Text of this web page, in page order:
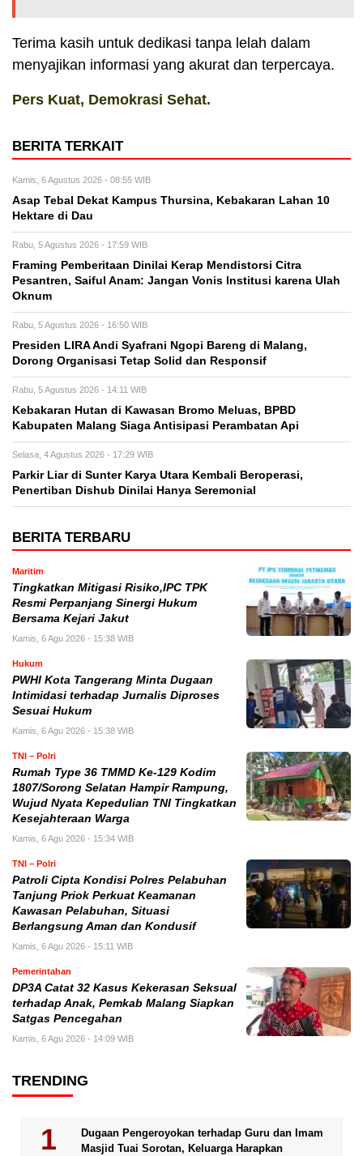
Terima kasih untuk dedikasi tanpa lelah dalam
menyajikan informasi yang akurat dan terpercaya.
Pers Kuat, Demokrasi Sehat.
BERITA TERKAIT
Kamis, 6 Agustus 2026 - 08:55 WIB
Asap Tebal Dekat Kampus Thursina, Kebakaran Lahan 10
Hektare di Dau
Rabu, 5 Agustus 2026 - 17:59 WIB
Framing Pemberitaan Dinilai Kerap Mendistorsi Citra
Pesantren, Saiful Anam: Jangan Vonis Institusi karena Ulah
Oknum
Rabu, 5 Agustus 2026 - 16:50 WIB
Presiden LIRA Andi Syafrani Ngopi Bareng di Malang,
Dorong Organisasi Tetap Solid dan Responsif
Rabu, 5 Agustus 2026 - 14:11 WIB
Kebakaran Hutan di Kawasan Bromo Meluas, BPBD
Kabupaten Malang Siaga Antisipasi Perambatan Api
Selasa, 4 Agustus 2026 - 17:29 WIB
Parkir Liar di Sunter Karya Utara Kembali Beroperasi,
Penertiban Dishub Dinilai Hanya Seremonial
BERITA TERBARU
Maritim
Tingkatkan Mitigasi Risiko,IPC TPK
Resmi Perpanjang Sinergi Hukum
Bersama Kejari Jakut
Kamis, 6 Agu 2026 - 15:38 WIB
Hukum
PWHI Kota Tangerang Minta Dugaan
Intimidasi terhadap Jurnalis Diproses
Sesuai Hukum
Kamis, 6 Agu 2026 - 15:38 WIB
TNI – Polri
Rumah Type 36 TMMD Ke-129 Kodim
1807/Sorong Selatan Hampir Rampung,
Wujud Nyata Kepedulian TNI Tingkatkan
Kesejahteraan Warga
Kamis, 6 Agu 2026 - 15:34 WIB
TNI – Polri
Patroli Cipta Kondisi Polres Pelabuhan
Tanjung Priok Perkuat Keamanan
Kawasan Pelabuhan, Situasi
Berlangsung Aman dan Kondusif
Kamis, 6 Agu 2026 - 15:11 WIB
Pemerintahan
DP3A Catat 32 Kasus Kekerasan Seksual
terhadap Anak, Pemkab Malang Siapkan
Satgas Pencegahan
Kamis, 6 Agu 2026 - 14:09 WIB
TRENDING
Dugaan Pengeroyokan terhadap Guru dan Imam
Masjid Tuai Sorotan, Keluarga Harapkan